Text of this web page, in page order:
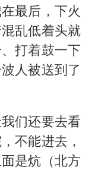
最后，下火
乱低着头就
打着鼓一下
人被送到了
们还要去看
不能进去，
是炕（北方